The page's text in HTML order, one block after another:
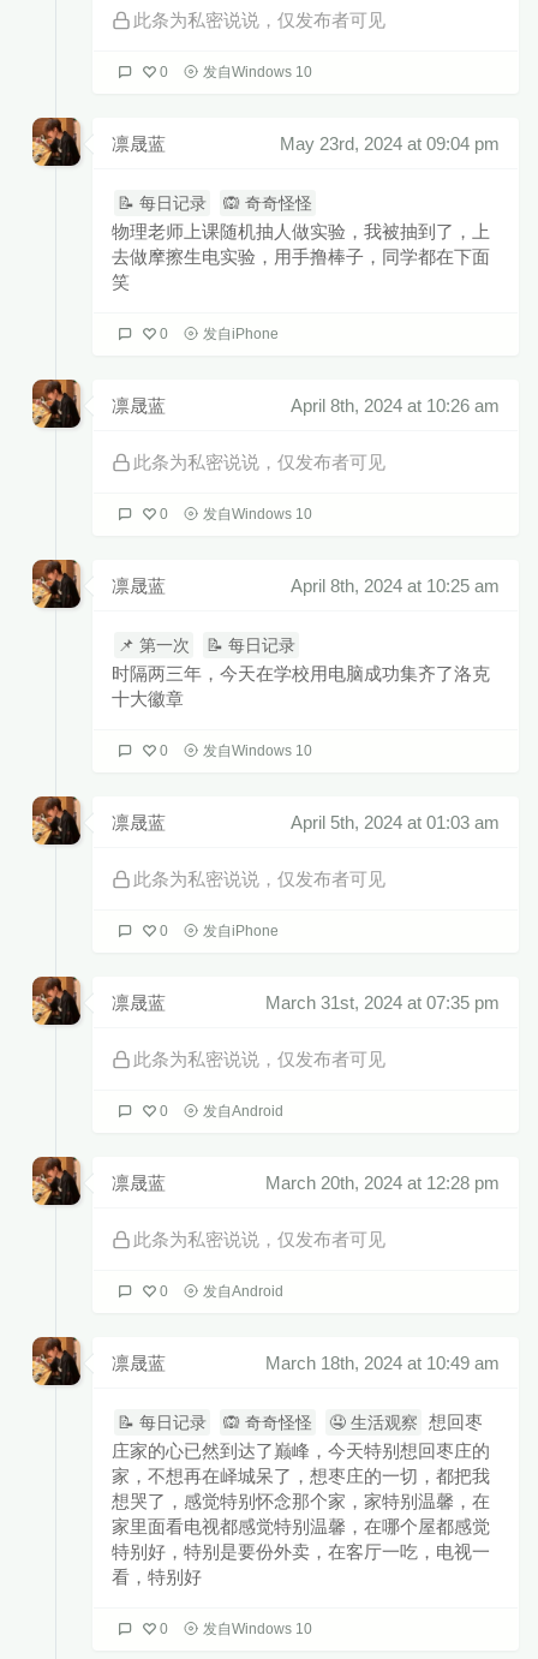
执迷与你忽远忽近烂桥段
迂回一句晚安 多情人却自找难堪
惹多情的遐想 却轻易地走散
迂回一句晚安 多情人却自找难堪
制作人：关天天
监 制：姚政、余竑龍
企 划：牛雪吟/陈尚禔
统 筹：袁晓童
网易云音乐特别企划“星辰集”
此条为私密说说，仅发布者可见
0 发自Windows 10
凛晟蓝 May 23rd, 2024 at 09:04 pm
📝 每日记录 🙉 奇奇怪怪
物理老师上课随机抽人做实验，我被抽到了，上
去做摩擦生电实验，用手撸棒子，同学都在下面
笑
0 发自iPhone
凛晟蓝 April 8th, 2024 at 10:26 am
此条为私密说说，仅发布者可见
0 发自Windows 10
凛晟蓝 April 8th, 2024 at 10:25 am
📌 第一次 📝 每日记录
时隔两三年，今天在学校用电脑成功集齐了洛克
十大徽章
0 发自Windows 10
凛晟蓝 April 5th, 2024 at 01:03 am
此条为私密说说，仅发布者可见
0 发自iPhone
凛晟蓝 March 31st, 2024 at 07:35 pm
此条为私密说说，仅发布者可见
0 发自Android
凛晟蓝 March 20th, 2024 at 12:28 pm
此条为私密说说，仅发布者可见
0 发自Android
凛晟蓝 March 18th, 2024 at 10:49 am
📝 每日记录 🙉 奇奇怪怪 🤤 生活观察
想回枣
庄家的心已然到达了巅峰，今天特别想回枣庄的
家，不想再在峄城呆了，想枣庄的一切，都把我
想哭了，感觉特别怀念那个家，家特别温馨，在
家里面看电视都感觉特别温馨，在哪个屋都感觉
特别好，特别是要份外卖，在客厅一吃，电视一
看，特别好
0 发自Windows 10